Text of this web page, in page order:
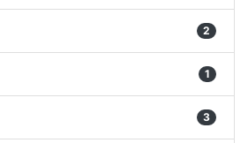
2
1
3